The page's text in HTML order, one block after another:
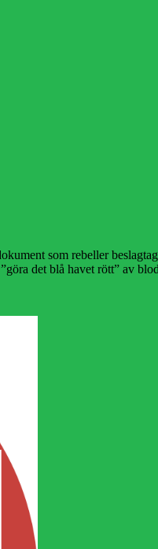
som rebeller
det blå havet rött” av